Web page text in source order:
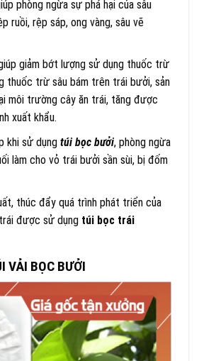
phòng ngừa sự phá hại của sâu
ruồi, rệp sáp, ong vàng, sâu vẽ
giảm bớt lượng sử dụng thuốc trừ
thuốc trừ sâu bám trên trái bưởi, sản
môi trường cây ăn trái, tăng được
xuất khẩu.
khi sử dụng túi bọc bưởi, phòng ngừa
làm cho vỏ trái bưởi sần sùi, bị đốm
thúc đẩy quá trình phát triển của
được sử dụng túi bọc trái
VẢI BỌC BƯỞI